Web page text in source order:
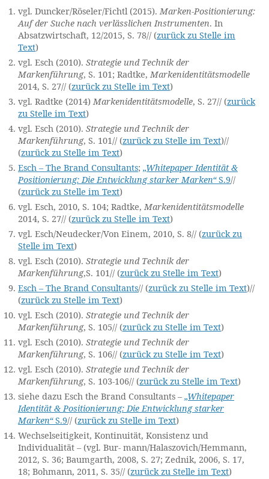
vgl. Duncker/Röseler/Fichtl (2015).Marken-Positionierung:
Auf der Suche nach verlässlichen Instrumenten. In
Absatzwirtschaft, 12/2015, S. 78// (zurück zu Stelle im
Text)
vgl. Esch (2010). Strategie und Technik der
Markenführung, S. 101; Radtke,Markenidentitätsmodelle
2014, S. 27// (zurück zu Stelle im Text)
vgl. Radtke (2014) Markenidentitätsmodelle, S. 27// (zurück
zu Stelle im Text)
vgl. Esch (2010). Strategie und Technik der
Markenführung, S. 101// (zurück zu Stelle im Text)//
(zurück zu Stelle im Text)
Esch – The Brand Consultants; „Whitepaper Identität &
Positionierung: Die Entwicklung starker Marken“S.9//
(zurück zu Stelle im Text)
vgl. Esch, 2010, S. 104; Radtke,Markenidentitätsmodelle
2014, S. 27// (zurück zu Stelle im Text)
vgl. Esch/Neudecker/Von Einem, 2010, S. 8// (zurück zu
Stelle im Text)
vgl. Esch (2010). Strategie und Technik der
Markenführung,S. 101// (zurück zu Stelle im Text)
Esch – The Brand Consultants// (zurück zu Stelle im Text)//
(zurück zu Stelle im Text)
vgl. Esch (2010). Strategie und Technik der
Markenführung, S. 105// (zurück zu Stelle im Text)
vgl. Esch (2010). Strategie und Technik der
Markenführung, S. 106// (zurück zu Stelle im Text)
vgl. Esch (2010). Strategie und Technik der
Markenführung, S. 103-106// (zurück zu Stelle im Text)
siehe dazu Esch the Brand Consultants –„Whitepaper
Identität & Positionierung: Die Entwicklung starker
Marken“S.9// (zurück zu Stelle im Text)
Wechselseitigkeit, Kontinuität, Konsistenz und
Individualität – (vgl. Bur- mann/Halaszovich/Hemmann,
2012, S. 36; Baumgarth, 2008, S. 27; Zednik, 2006, S. 17,
18; Bohmann, 2011, S. 35// (zurück zu Stelle im Text)
t
B
r
a
n
d
M
o
d
el
,
E
s
c
h,
E
s
s
e
n
z,
Id
e
n
ti
t
ä
t
s
o
ri
e
n
ti
e
rt